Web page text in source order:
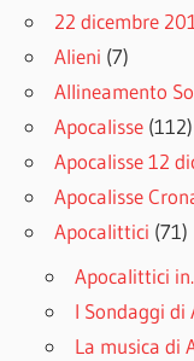
22 dicembre
Alieni (7)
Allineamento
Apocalisse (112)
Apocalisse 12
Apocalisse
Apocalittici (71)
Apocalittici
I Sondaggi di
La musica di